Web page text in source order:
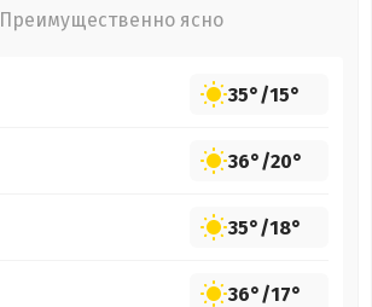
Преимущественно ясно
35°/15°
36°/20°
35°/18°
36°/17°